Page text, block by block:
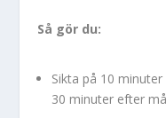
Så gör du:
Sikta på 10
30 minuter efter